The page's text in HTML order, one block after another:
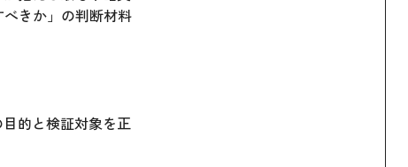
きか」の判断材料
的と検証対象を正